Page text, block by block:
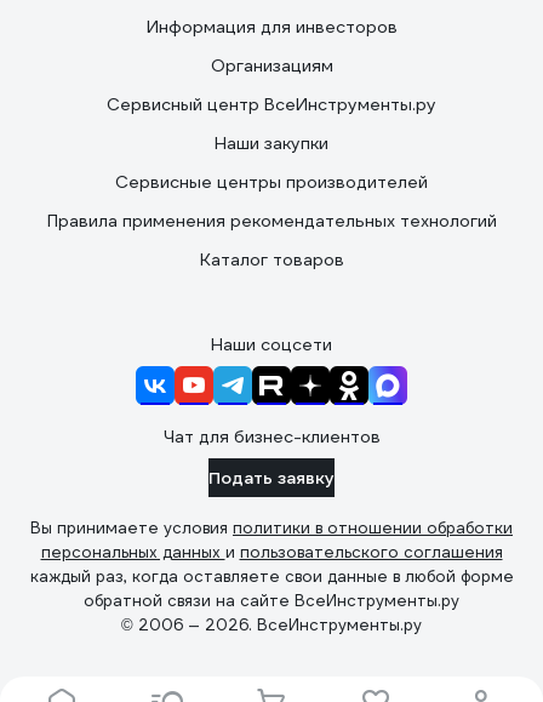
Информация для инвесторов
Организациям
Сервисный центр ВсеИнструменты.ру
Наши закупки
Сервисные центры производителей
Правила применения рекомендательных технологий
Каталог товаров
Наши соцсети
Чат для бизнес-клиентов
Подать заявку
Вы принимаете условия политики в отношении обработки
персональных данных и пользовательского соглашения
каждый раз, когда оставляете свои данные в любой форме
обратной связи на сайте ВсеИнструменты.ру
© 2006 — 2026. ВсеИнструменты.ру